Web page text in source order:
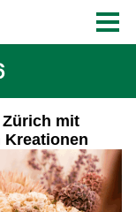
Zürich mit